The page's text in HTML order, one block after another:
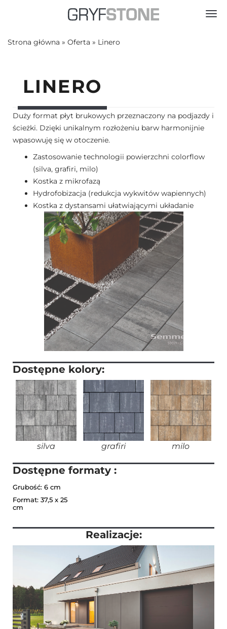
Strona główna » Oferta » Linero
LINERO
Duży format płyt brukowych przeznaczony na podjazdy i
ścieżki. Dzięki unikalnym rozłożeniu barw harmonijnie
wpasowuję się w otoczenie.
Zastosowanie technologii powierzchni colorflow
(silva, grafiri, milo)
Kostka z mikrofazą
Hydrofobizacja (redukcja wykwitów wapiennych)
Kostka z dystansami ułatwiającymi układanie
Dostępne kolory:
silva grafiri milo
Dostępne formaty :
Grubość: 6 cm
Format: 37,5 x 25
cm
Realizacje: